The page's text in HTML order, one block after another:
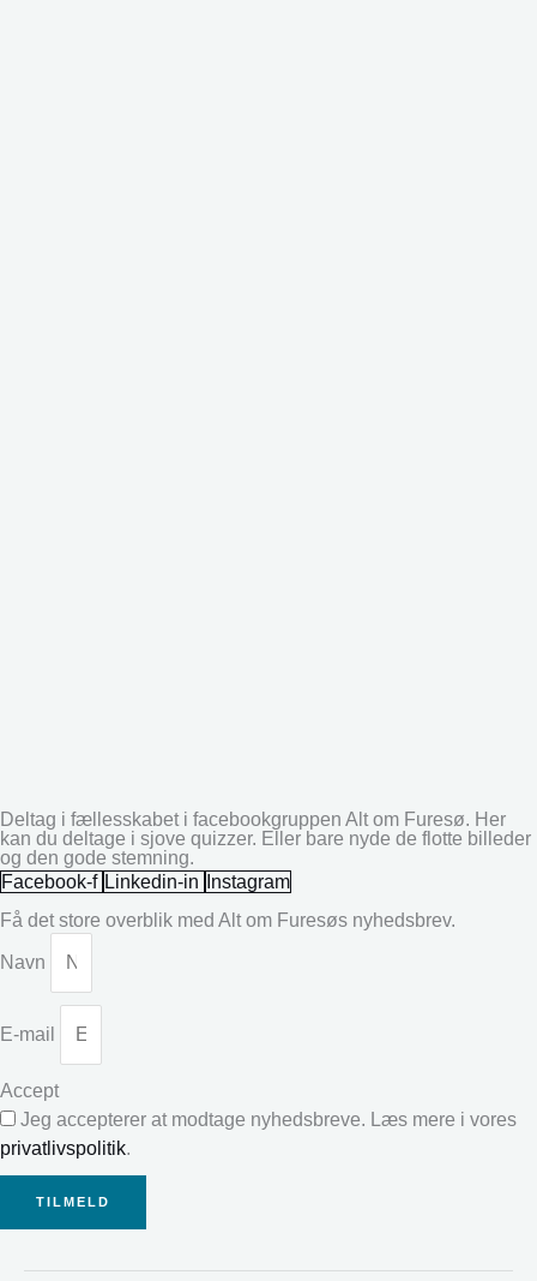
Deltag i fællesskabet i facebookgruppen Alt om Furesø. Her
kan du deltage i sjove quizzer. Eller bare nyde de flotte billeder
og den gode stemning.
Facebook-f Linkedin-in
Instagram
Få det store overblik med Alt om Furesøs nyhedsbrev.
Navn
E-mail
Accept
Jeg accepterer at modtage nyhedsbreve. Læs mere i vores
privatlivspolitik.
TILMELD